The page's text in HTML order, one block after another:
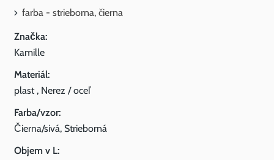
farba - strieborna, čierna
Značka:
Kamille
Materiál:
plast , Nerez / oceľ
Farba/vzor:
Čierna/sivá, Strieborná
Objem v L: